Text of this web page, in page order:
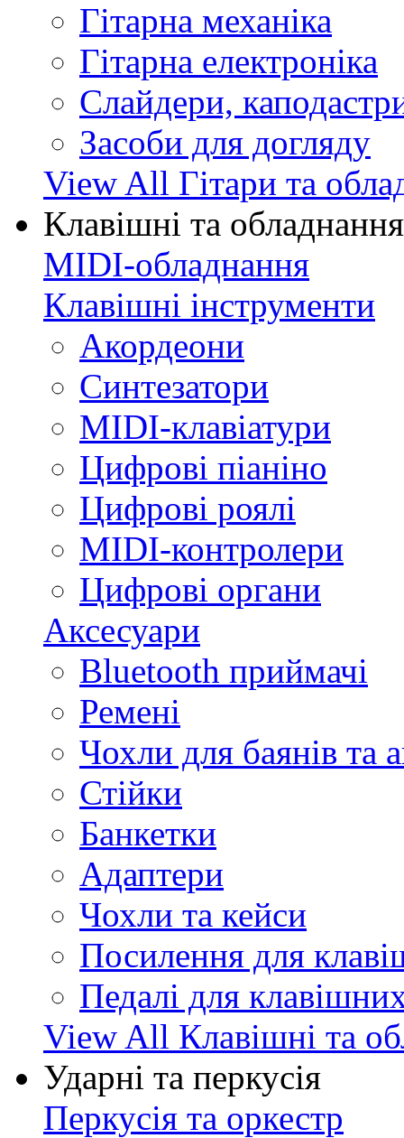
Гітарна механіка
Гітарна електроніка
Слайдери,
Засоби для догляду
View All Гітари та
Клавішні та обладнання
MIDI-обладнання
Клавішні інструменти
Акордеони
Синтезатори
MIDI-клавіатури
Цифрові піаніно
Цифрові роялі
MIDI-контролери
Цифрові органи
Аксесуари
Bluetooth приймачі
Ремені
Чохли для баянів та
Стійки
Банкетки
Адаптери
Чохли та кейси
Посилення для
Педалі для
View All Клавішні та
Ударні та перкусія
Перкусія та оркестр